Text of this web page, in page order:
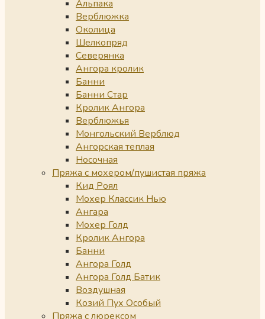
Альпака
Верблюжка
Околица
Шелкопряд
Северянка
Ангора кролик
Банни
Банни Стар
Кролик Ангора
Верблюжья
Монгольский Верблюд
Ангорская теплая
Носочная
Пряжа с мохером/пушистая пряжа
Кид Роял
Мохер Классик Нью
Ангара
Мохер Голд
Кролик Ангора
Банни
Ангора Голд
Ангора Голд Батик
Воздушная
Козий Пух Особый
Пряжа с люрексом